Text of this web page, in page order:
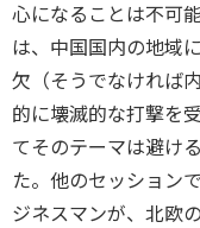
心になることは不可
は、中国国内の地域
欠（そうでなければ
的に壊滅的な打撃を
てそのテーマは避け
た。他のセッション
ジネスマンが、北欧